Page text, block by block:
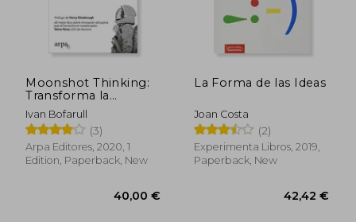
45,55 € 36,70
Moonshot Thinking:
Transforma la
Innovacion Disruptiva
en una Oportunidad
(in Spanish)
Ivan Bofarull
(3)
Arpa Editores, 2020, 1
Edition, Paperback, New
La Forma de las Ideas
Joan Costa
(2)
Experimenta Libros, 2019,
Paperback, New